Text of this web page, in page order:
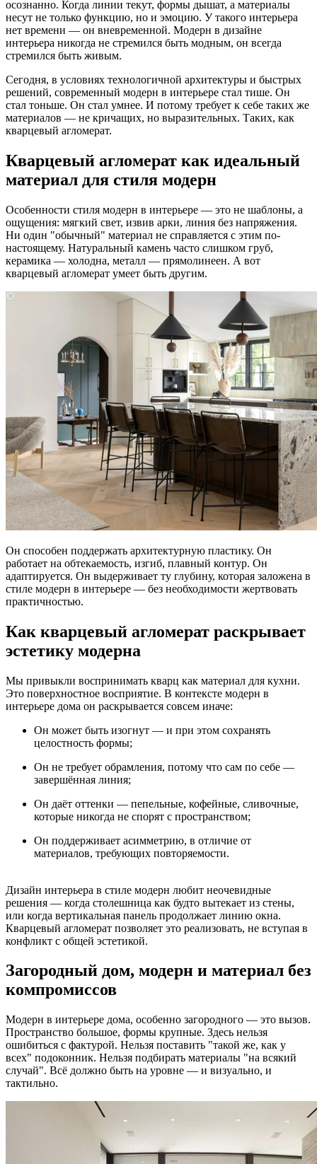
осознанно. Когда линии текут, формы дышат, а материалы
несут не только функцию, но и эмоцию. У такого интерьера
нет времени — он вневременной. Модерн в дизайне
интерьера никогда не стремился быть модным, он всегда
стремился быть живым.
Сегодня, в условиях технологичной архитектуры и быстрых
решений, современный модерн в интерьере стал тише. Он
стал тоньше. Он стал умнее. И потому требует к себе таких же
материалов — не кричащих, но выразительных. Таких, как
кварцевый агломерат.
Кварцевый агломерат как идеальный
материал для стиля модерн
Особенности стиля модерн в интерьере — это не шаблоны, а
ощущения: мягкий свет, извив арки, линия без напряжения.
Ни один "обычный" материал не справляется с этим по-
настоящему. Натуральный камень часто слишком груб,
керамика — холодна, металл — прямолинеен. А вот
кварцевый агломерат умеет быть другим.
Он способен поддержать архитектурную пластику. Он
работает на обтекаемость, изгиб, плавный контур. Он
адаптируется. Он выдерживает ту глубину, которая заложена в
стиле модерн в интерьере — без необходимости жертвовать
практичностью.
Как кварцевый агломерат раскрывает
эстетику модерна
Мы привыкли воспринимать кварц как материал для кухни.
Это поверхностное восприятие. В контексте модерн в
интерьере дома он раскрывается совсем иначе:
Он может быть изогнут — и при этом сохранять
целостность формы;
Он не требует обрамления, потому что сам по себе —
завершённая линия;
Он даёт оттенки — пепельные, кофейные, сливочные,
которые никогда не спорят с пространством;
Он поддерживает асимметрию, в отличие от
материалов, требующих повторяемости.
Дизайн интерьера в стиле модерн любит неочевидные
решения — когда столешница как будто вытекает из стены,
или когда вертикальная панель продолжает линию окна.
Кварцевый агломерат позволяет это реализовать, не вступая в
конфликт с общей эстетикой.
Загородный дом, модерн и материал без
компромиссов
Модерн в интерьере дома, особенно загородного — это вызов.
Пространство большое, формы крупные. Здесь нельзя
ошибиться с фактурой. Нельзя поставить "такой же, как у
всех" подоконник. Нельзя подбирать материалы "на всякий
случай". Всё должно быть на уровне — и визуально, и
тактильно.